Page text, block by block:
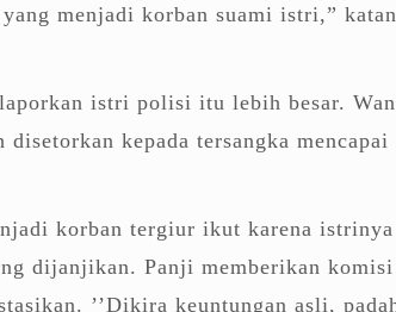
yang menjadi korban suami istri,”
istri polisi itu lebih besar.
disetorkan kepada tersangka mencapai
korban tergiur ikut karena istrinya
dijanjikan. Panji memberikan
’’Dikira keuntungan asli,